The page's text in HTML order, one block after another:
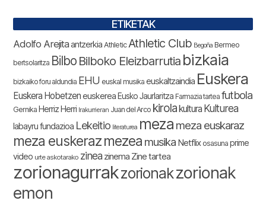
ETIKETAK
Adolfo Arejitaantzerkia Athletic Athletic Club Begoña Bermeo
bertsolaritza Bilbo Bilboko Eleizbarrutia bizkaia
bizkaiko foru aldundia EHU euskal musika euskaltzaindia Euskera
Euskera Hobetzeneuskerea Eusko Jaurlaritza Farmazia tartea futbola
Gernika Herriz Herri Irakurrieran Juan del Arco kirola kultura Kulturea
labayru fundazioa Lekeitio literaturea meza meza euskaraz
meza euskerazmezea musika Netflix osasuna prime
video urte askotarako zinea zinema Zine tartea
zorionagurrakzorionakzorionak
emon